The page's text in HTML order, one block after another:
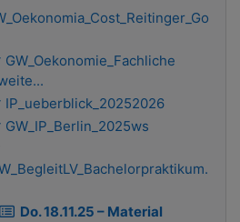
GW_Oekonomie_Fachliche
IP_ueberblick_20252026
GW_IP_Berlin_2025ws
Do. 18.11.25 – Material